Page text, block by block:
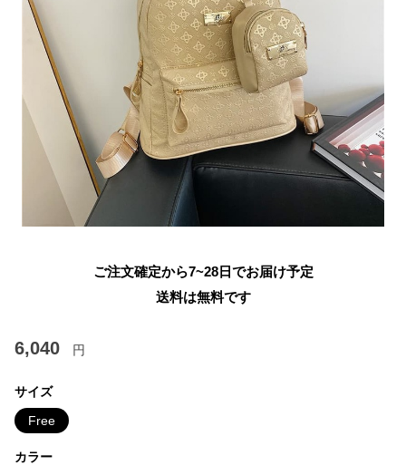
ご注文確定から7~28日でお届け予定
送料は無料です
6,040 円
サイズ
Free
カラー